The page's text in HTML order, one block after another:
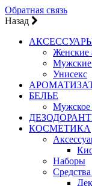
Обратная связь
Назад
Женские
Мужские
Унисекс
БЕЛЬЕ
Мужское
КОСМЕТИКА
Наборы